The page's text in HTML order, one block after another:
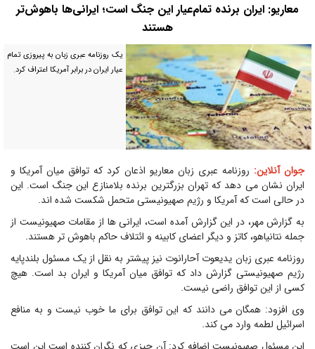
معاریو: ایران برنده تمام‌عیار این جنگ است؛ ایرانی‌ها باهوش‌تر
هستند
یک روزنامه عبری زبان به پیروزی تمام
عیار ایران در برابر آمریکا اعتراف کرد.
جوان آنلاین: روزنامه عبری زبان معاریو اذعان کرد که توافق میان آمریکا و
ایران نشان می دهد که تهران بزرگترین برنده بلامنازع این جنگ است. این
در حالی است که آمریکا و رژیم صهیونیستی متحمل شکست شده اند.
به گزارش مهر، در این گزارش آمده است، ایرانی ها از مقامات صهیونیست از
جمله نتانیاهو، کاتز و دیگر اعضای کابینه و ائتلاف حاکم باهوش تر هستند.
روزنامه عبری زبان یدیعوت آحارانوت نیز پیشتر به نقل از یک مسئول بلندپایه
رژیم صهیونیستی گزارش داد که توافق میان آمریکا و ایران بد است. هیچ
کسی از این توافق راضی نیست.
وی افزود: همگان می دانند که این توافق برای ما خوب نیست و به منافع
اسرائیل لطمه وارد می کند.